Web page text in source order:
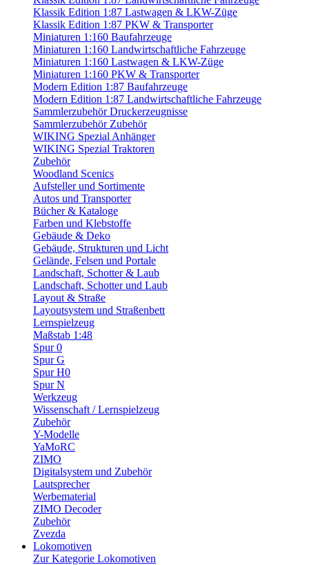
Klassik Edition 1:87 Lastwagen & LKW-Züge
Klassik Edition 1:87 PKW & Transporter
Miniaturen 1:160 Baufahrzeuge
Miniaturen 1:160 Landwirtschaftliche Fahrzeuge
Miniaturen 1:160 Lastwagen & LKW-Züge
Miniaturen 1:160 PKW & Transporter
Modern Edition 1:87 Baufahrzeuge
Modern Edition 1:87 Landwirtschaftliche Fahrzeuge
Sammlerzubehör Druckerzeugnisse
Sammlerzubehör Zubehör
WIKING Spezial Anhänger
WIKING Spezial Traktoren
Zubehör
Woodland Scenics
Aufsteller und Sortimente
Autos und Transporter
Bücher & Kataloge
Farben und Klebstoffe
Gebäude & Deko
Gebäude, Strukturen und Licht
Gelände, Felsen und Portale
Landschaft, Schotter & Laub
Landschaft, Schotter und Laub
Layout & Straße
Layoutsystem und Straßenbett
Lernspielzeug
Maßstab 1:48
Spur 0
Spur G
Spur H0
Spur N
Werkzeug
Wissenschaft / Lernspielzeug
Zubehör
Y-Modelle
YaMoRC
ZIMO
Digitalsystem und Zubehör
Lautsprecher
Werbematerial
ZIMO Decoder
Zubehör
Zvezda
Lokomotiven
Zur Kategorie Lokomotiven